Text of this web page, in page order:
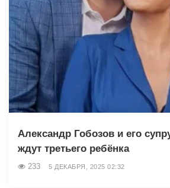
Александр Гобозов и его
ждут третьего ребёнка
233 5 ДЕКАБРЯ, 2025 02:32